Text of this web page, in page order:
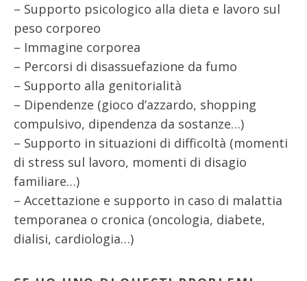
– Supporto psicologico alla dieta e lavoro sul
peso corporeo
– Immagine corporea
– Percorsi di disassuefazione da fumo
– Supporto alla genitorialità
– Dipendenze (gioco d’azzardo, shopping
compulsivo, dipendenza da sostanze…)
– Supporto in situazioni di difficoltà (momenti
di stress sul lavoro, momenti di disagio
familiare…)
– Accettazione e supporto in caso di malattia
temporanea o cronica (oncologia, diabete,
dialisi, cardiologia…)